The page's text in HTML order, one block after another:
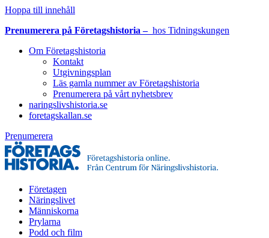
Hoppa till innehåll
Prenumerera på Företagshistoria – hos Tidningskungen
Om Företagshistoria
Kontakt
Utgivningsplan
Läs gamla nummer av Företagshistoria
Prenumerera på vårt nyhetsbrev
naringslivshistoria.se
foretagskallan.se
Prenumerera
Företagen
Näringslivet
Människorna
Prylarna
Podd och film